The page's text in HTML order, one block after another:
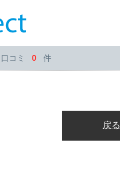
コミ 0 件
戻る